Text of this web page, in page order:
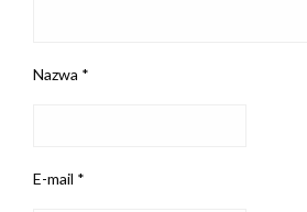
Nazwa *
E-mail *